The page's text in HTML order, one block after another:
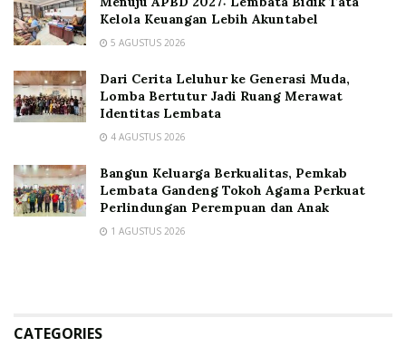
Kelola Keuangan Lebih Akuntabel
5 AGUSTUS 2026
Dari Cerita Leluhur ke Generasi Muda,
Lomba Bertutur Jadi Ruang Merawat
Identitas Lembata
4 AGUSTUS 2026
Bangun Keluarga Berkualitas, Pemkab
Lembata Gandeng Tokoh Agama Perkuat
Perlindungan Perempuan dan Anak
1 AGUSTUS 2026
CATEGORIES